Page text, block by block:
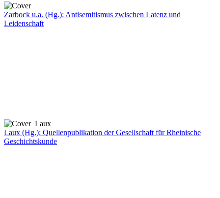
Zarbock u.a. (Hg.): Antisemitismus zwischen Latenz und
Leidenschaft
Laux (Hg.): Quellenpublikation der Gesellschaft für Rheinische
Geschichtskunde